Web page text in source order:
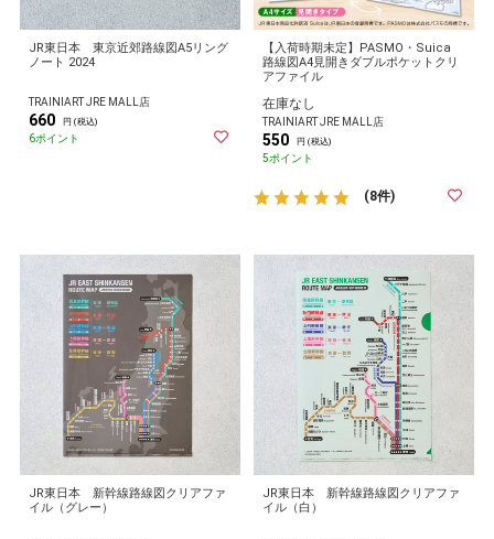
JR東日本 東京近郊路線図A5リング
ノート 2024
TRAINIART JRE MALL店
660 円 (税込)
6ポイント
【入荷時期未定】PASMO・Suica
路線図A4見開きダブルポケットクリ
アファイル
在庫なし
TRAINIART JRE MALL店
550 円 (税込)
5ポイント
(8件)
JR東日本 新幹線路線図クリアファ
イル（グレー）
JR東日本 新幹線路線図クリアファ
イル（白）